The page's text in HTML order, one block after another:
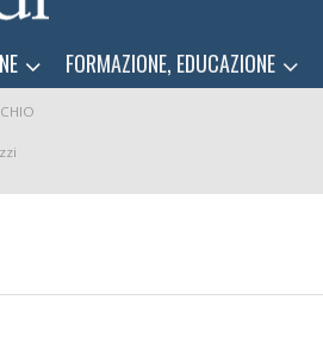
FORMAZIONE, EDUCAZIONE